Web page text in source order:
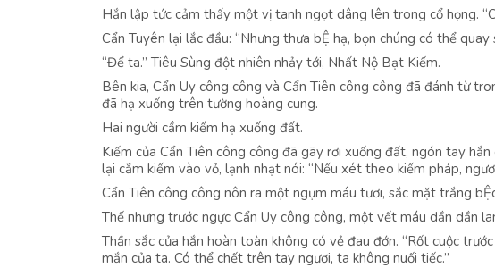
Hắn lập tức cảm thấy một vị tanh ngọt dâng lên trong cổ họng.
Cẩn Tuyên lại lắc đầu: “Nhưng thưa bỆ hạ, bọn chúng có thể
“Để ta.” Tiêu Sùng đột nhiên nhảy tới, Nhất Nộ Bạt Kiếm.
Bên kia, Cẩn Uy công công và Cẩn Tiên công công đã đánh từ
đã hạ xuống trên tường hoàng cung.
Hai người cầm kiếm hạ xuống đất.
Kiếm của Cẩn Tiên công công đã gãy rơi xuống đất, ngón tay
lại cắm kiếm vào vỏ, lạnh nhạt nói: “Nếu xét theo kiếm pháp,
Cẩn Tiên công công nôn ra một ngụm máu tươi, sắc mặt trắng
Thế nhưng trước ngực Cẩn Uy công công, một vết máu dần dần
Thần sắc của hắn hoàn toàn không có vẻ đau đớn. “Rốt cuộc
mắn của ta. Có thể chết trên tay ngươi, ta không nuối tiếc.”